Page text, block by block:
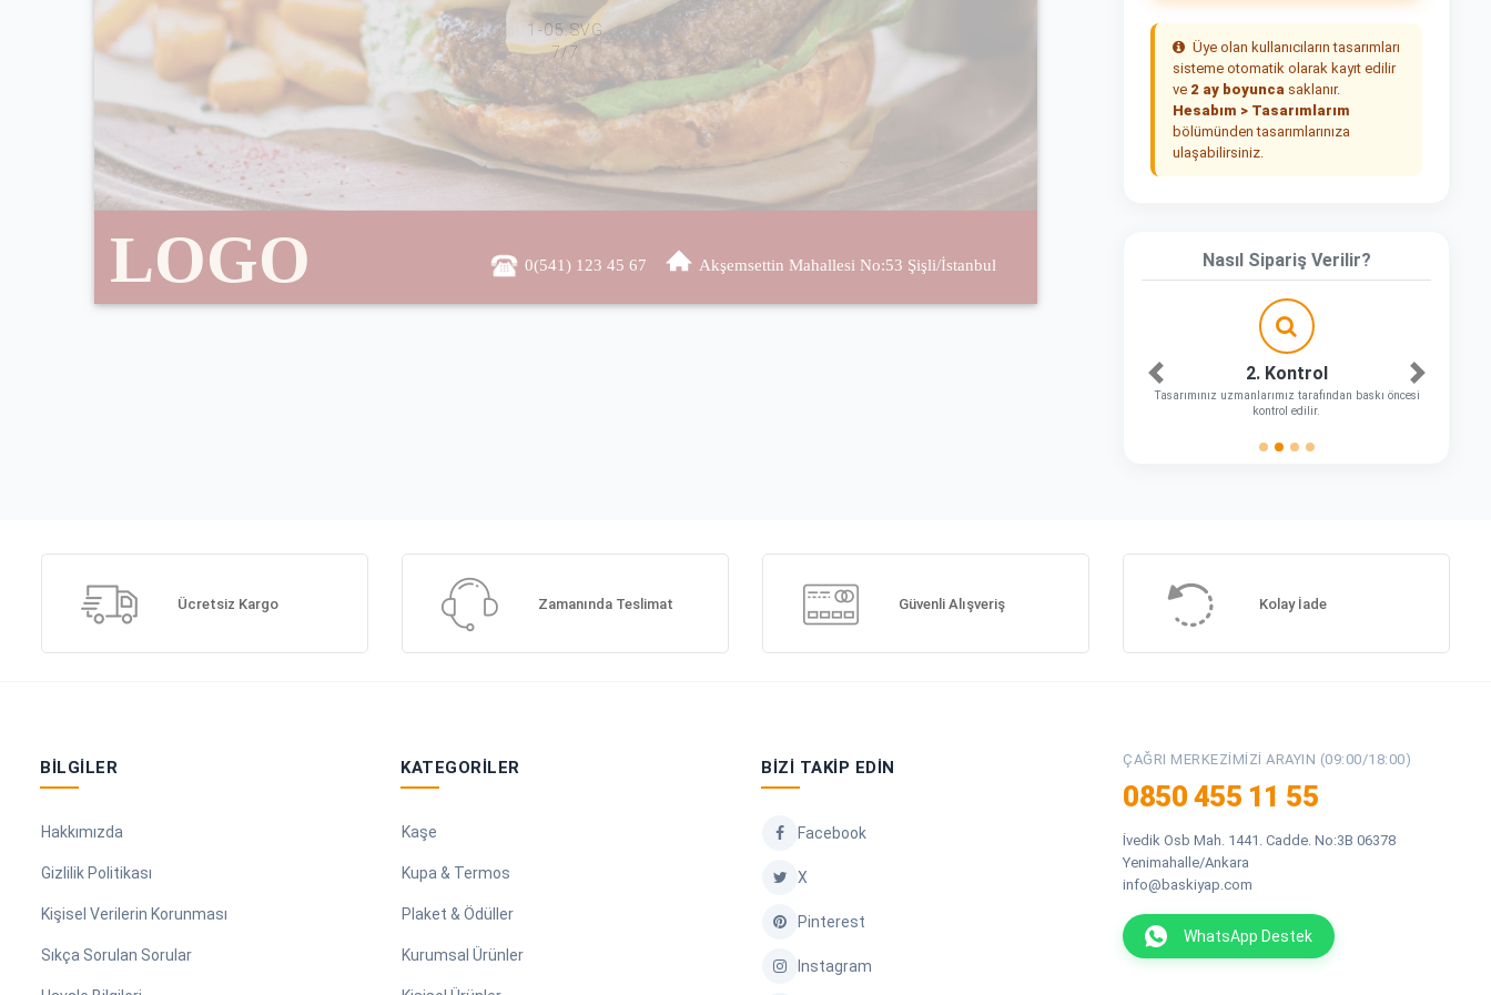
Üye olan kullanıcıların tasarımları
sisteme otomatik olarak kayıt edilir
ve 2 ay boyunca saklanır.
Hesabım > Tasarımlarım
bölümünden tasarımlarınıza
ulaşabilirsiniz.
Nasıl Sipariş Verilir?
2. Kontrol
Tasarımınız uzmanlarımız tarafından baskı öncesi
kontrol edilir.
Önceki Sonraki
Ücretsiz Kargo Zamanında Teslimat Güvenli Alışveriş Kolay İade
BILGILER
Hakkımızda
Gizlilik Politikası
Kişisel Verilerin Korunması
Sıkça Sorulan Sorular
KATEGORILER
Kaşe
Kupa & Termos
Plaket & Ödüller
Kurumsal Ürünler
BIZI TAKIP EDIN
Facebook
X
Pinterest
Instagram
ÇAĞRI MERKEZIMIZI ARAYIN (09:00/18:00)
0850 455 11 55
İvedik Osb Mah. 1441. Cadde. No:3B 06378
Yenimahalle/Ankara
info@baskiyap.com
WhatsApp Destek